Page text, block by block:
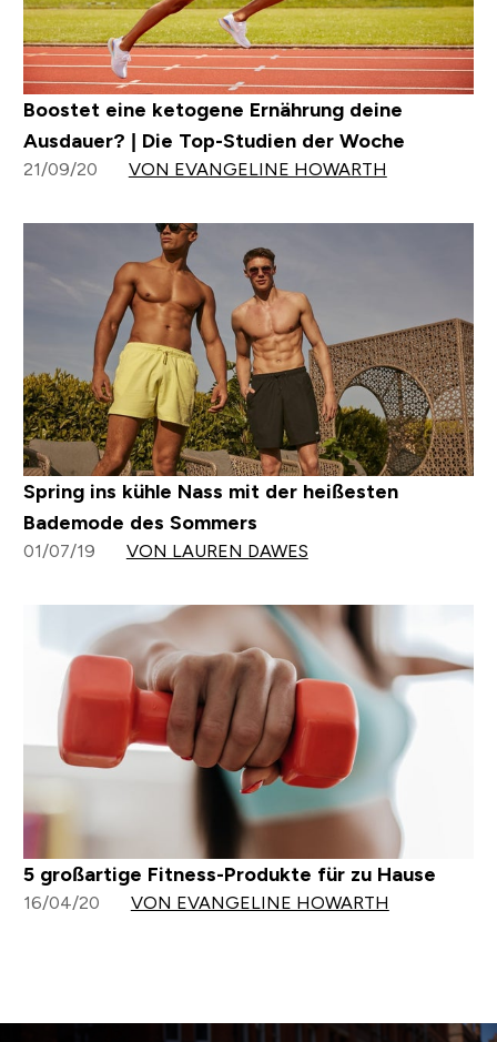
Boostet eine ketogene Ernährung deine
Ausdauer? | Die Top-Studien der Woche
21/09/20 VON EVANGELINE HOWARTH
Spring ins kühle Nass mit der heißesten
Bademode des Sommers
01/07/19 VON LAUREN DAWES
5 großartige Fitness-Produkte für zu Hause
16/04/20 VON EVANGELINE HOWARTH